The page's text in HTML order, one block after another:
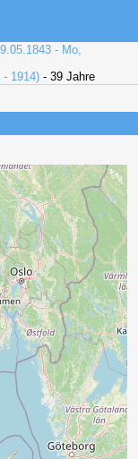
- Mo,
- 1914) - 39 Jahre